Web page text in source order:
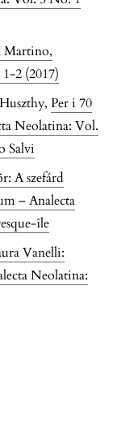
Martino,
2 (2017)
Per i 70
Neolatina: Vol.
Salvi
A szefárd
– Analecta
île
Vanelli:
Neolatina: